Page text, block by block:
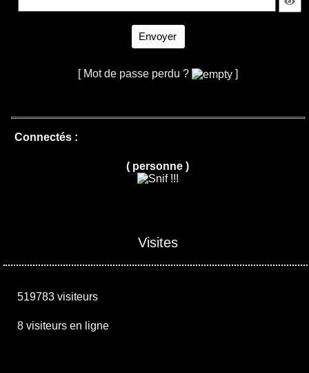
Envoyer
[ Mot de passe perdu ? ]
Connectés :
( personne )
Visites
519783 visiteurs
8 visiteurs en ligne